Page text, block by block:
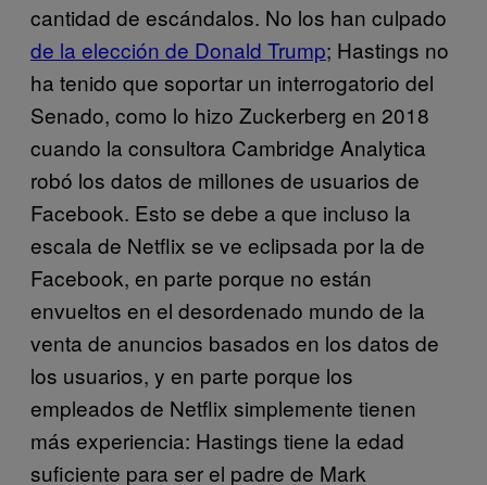
cantidad de escándalos. No los han culpado
de la elección de Donald Trump; Hastings no
ha tenido que soportar un interrogatorio del
Senado, como lo hizo Zuckerberg en 2018
cuando la consultora Cambridge Analytica
robó los datos de millones de usuarios de
Facebook. Esto se debe a que incluso la
escala de Netflix se ve eclipsada por la de
Facebook, en parte porque no están
envueltos en el desordenado mundo de la
venta de anuncios basados ​​en los datos de
los usuarios, y en parte porque los
empleados de Netflix simplemente tienen
más experiencia: Hastings tiene la edad
suficiente para ser el padre de Mark